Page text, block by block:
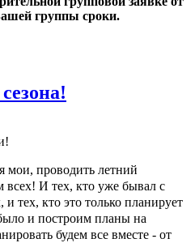
группы сроки.
мои, проводить летний
И тех, кто уже бывал с
тех, кто это только планирует
и построим планы на
будем все вместе - от